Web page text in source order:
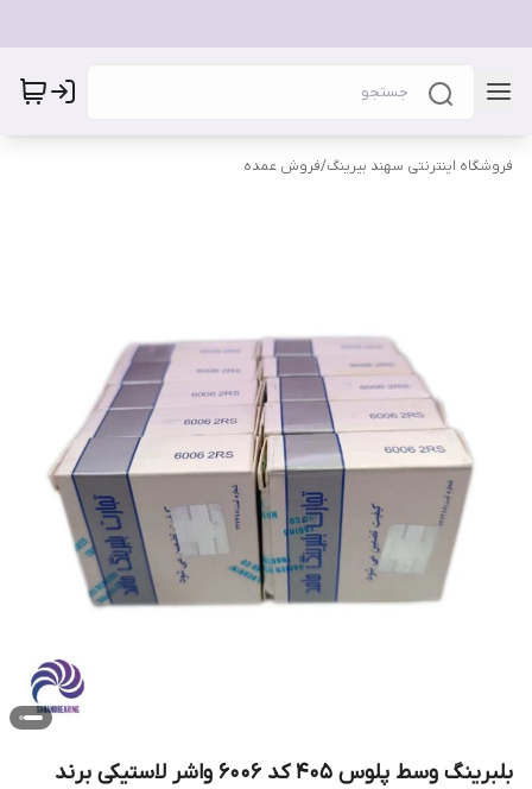
فروشگاه اینترنتی سهند بیرینگ/فروش عمده
بلبرینگ وسط پلوس 405 کد 6006 واشر لاستیکی برند